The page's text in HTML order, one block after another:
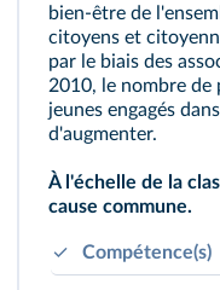
bien‑être de
citoyens et
par le biais des
2010, le nombre de
jeunes engagés
d'augmenter.
À l'échelle de la
cause commune.
Compétence(s)